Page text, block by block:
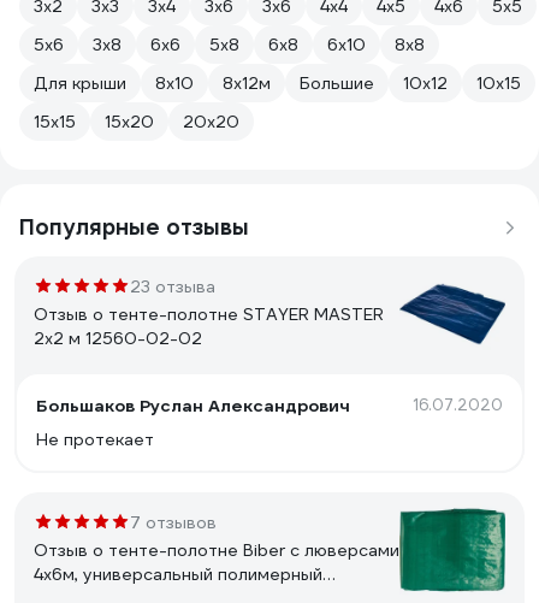
3х2 3х3 3х4 3х6 3х6 4х4 4х5 4х6
5х5
5х6
3х8 6х6 5x8 6х8 6х10
8х8
Для крыши
8х10 8х12м Большие 10х12
10х15
15х15
15х20 20х20
Популярные отзывы
23 отзыва
Отзыв о тенте-полотне STAYER MASTER
2х2 м 12560-02-02
Большаков Руслан Александрович 16.07.2020
Не протекает
7 отзывов
Отзыв о тенте-полотне Biber c люверсами
4х6м, универсальный полимерный